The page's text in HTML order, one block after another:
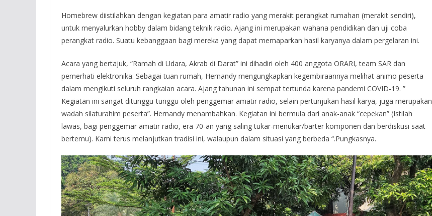
Homebrew diistilahkan dengan kegiatan para amatir radio yang merakit perangkat rumahan (merakit sendiri),
untuk menyalurkan hobby dalam bidang teknik radio. Ajang ini merupakan wahana pendidikan dan uji coba
perangkat radio. Suatu kebanggaan bagi mereka yang dapat memaparkan hasil karyanya dalam pergelaran ini.
Acara yang bertajuk, “Ramah di Udara, Akrab di Darat” ini dihadiri oleh 400 anggota ORARI, team SAR dan
pemerhati elektronika. Sebagai tuan rumah, Hernandy mengungkapkan kegembiraannya melihat animo peserta
dalam mengikuti seluruh rangkaian acara. Ajang tahunan ini sempat tertunda karena pandemi COVID-19. ”
Kegiatan ini sangat ditunggu-tunggu oleh penggemar amatir radio, selain pertunjukan hasil karya, juga merupakan
wadah silaturahim peserta”. Hernandy menambahkan. Kegiatan ini bermula dari anak-anak “cepekan” (Istilah
lawas, bagi penggemar amatir radio, era 70-an yang saling tukar-menukar/barter komponen dan berdiskusi saat
bertemu). Kami terus melanjutkan tradisi ini, walaupun dalam situasi yang berbeda “.Pungkasnya.